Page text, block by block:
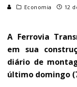
Economia 12
A Ferrovia
em sua
diário de
último domingo